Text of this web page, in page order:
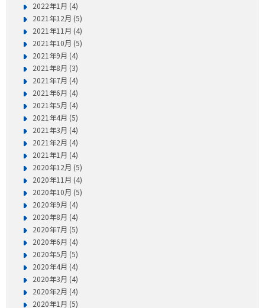
2022年1月 (4)
2021年12月 (5)
2021年11月 (4)
2021年10月 (5)
2021年9月 (4)
2021年8月 (3)
2021年7月 (4)
2021年6月 (4)
2021年5月 (4)
2021年4月 (5)
2021年3月 (4)
2021年2月 (4)
2021年1月 (4)
2020年12月 (5)
2020年11月 (4)
2020年10月 (5)
2020年9月 (4)
2020年8月 (4)
2020年7月 (5)
2020年6月 (4)
2020年5月 (5)
2020年4月 (4)
2020年3月 (4)
2020年2月 (4)
2020年1月 (5)